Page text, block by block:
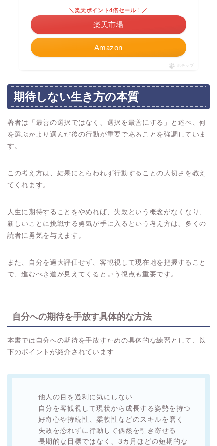
Amazon
＼楽天ポイント4倍セール！／
楽天市場
ポチップ
期待しない生き方の本質
著者は「最善の選択ではなく、選択を最善にする」と述べ、何
を選ぶかより選んだ後の行動が重要であることを強調していま
す。
この考え方は、結果にとらわれず行動することの大切さを教え
てくれます。
人生に期待することをやめれば、失敗という概念がなくなり、
新しいことに挑戦する勇気が手に入るという考え方は、多くの
読者に勇気を与えます。
また、自分を過大評価せず、客観視して現在地を把握すること
で、進むべき道が見えてくるという視点も重要です。
自分への期待を手放す具体的な方法
本書では自分への期待を手放すための具体的な練習として、以
下のポイントが紹介されています.
他人の目を過剰に気にしない
自分を客観視して現状から成長する姿勢を持つ
好奇心や持続性、柔軟性などのスキルを磨く
失敗を恐れずに行動して偶然を引き寄せる
長期的な目標ではなく、3カ月ほどの短期的な